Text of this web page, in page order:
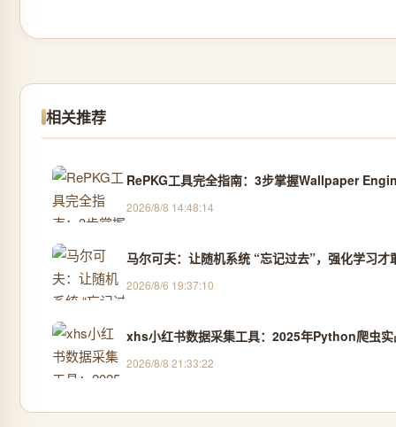
相关推荐
RePKG工具完全指南：3步掌握Wallpaper
2026/8/8 14:48:14
马尔可夫：让随机系统 “忘记过去”，强化学习才
2026/8/6 19:37:10
xhs小红书数据采集工具：2025年Python爬虫实
2026/8/8 21:33:22